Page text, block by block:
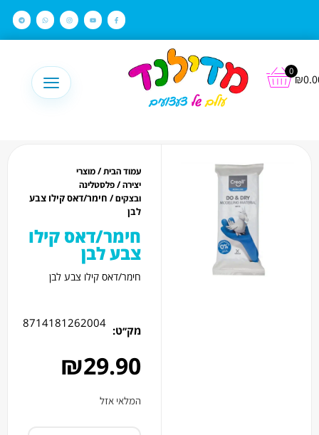
₪
0
עמוד הבית/מוצרי
יצירה/פלסטלינה
ובצקים/ חימר/דאס קילו צבע
לבן
חימר/דאס קילו
צבע לבן
חימר/דאס קילו צבע לבן
מק׳׳ט:
8714181262004
₪29.90
המלאי אזל